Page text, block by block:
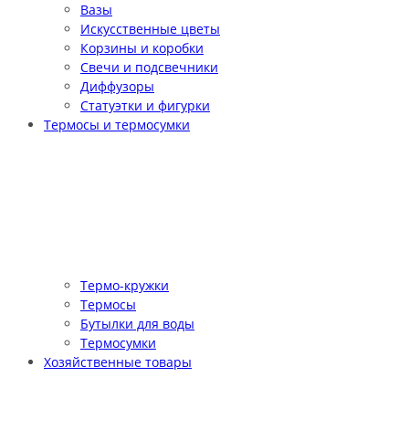
Вазы
Искусственные цветы
Корзины и коробки
Свечи и подсвечники
Диффузоры
Статуэтки и фигурки
Термосы и термосумки
Термо-кружки
Термосы
Бутылки для воды
Термосумки
Хозяйственные товары